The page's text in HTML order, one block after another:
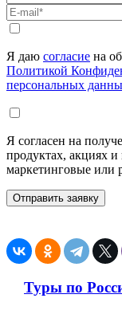
Я даю согласие на
Политикой
персональных
Я согласен на
продуктах, акциях
маркетинговые или
Туры по